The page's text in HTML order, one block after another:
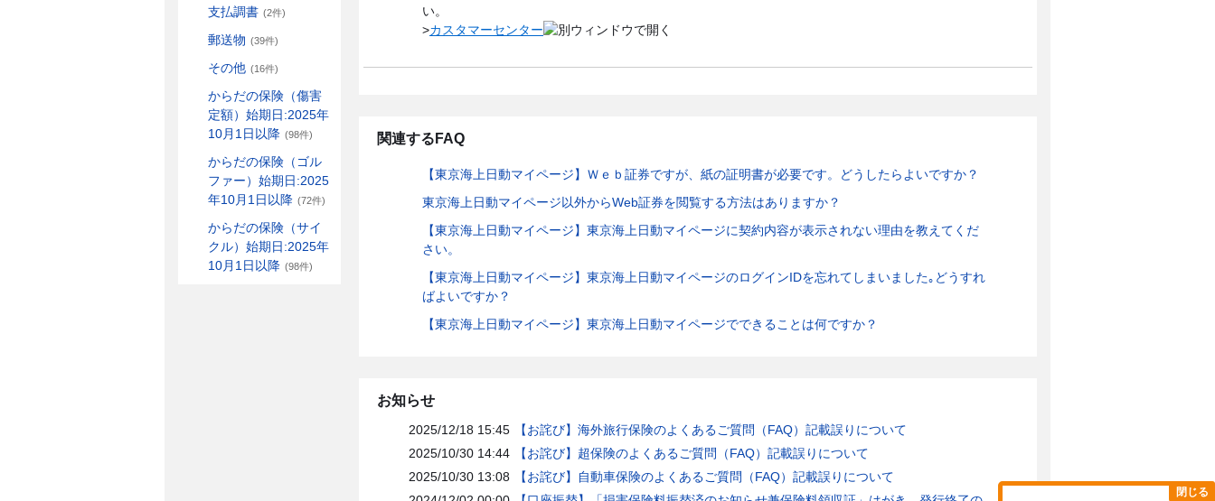
支払調書 (2件)
郵送物 (39件)
その他 (16件)
からだの保険（傷害
定額）始期日:2025年
10月1日以降 (98件)
からだの保険（ゴル
ファー）始期日:2025
年10月1日以降 (72件)
からだの保険（サイ
クル）始期日:2025年
10月1日以降 (98件)
い。
>カスタマーセンター
閉じる
関連するFAQ
【東京海上日動マイページ】Ｗｅｂ証券ですが、紙の証明書が必要です。どうしたらよいですか？
東京海上日動マイページ以外からWeb証券を閲覧する方法はありますか？
【東京海上日動マイページ】東京海上日動マイページに契約内容が表示されない理由を教えてくだ
さい。
【東京海上日動マイページ】東京海上日動マイページのログインIDを忘れてしまいました｡どうすれ
ばよいですか？
【東京海上日動マイページ】東京海上日動マイページでできることは何ですか？
お知らせ
2025/12/18 15:45
【お詫び】海外旅行保険のよくあるご質問（FAQ）記載誤りについて
2025/10/30 14:44
【お詫び】超保険のよくあるご質問（FAQ）記載誤りについて
2025/10/30 13:08
【お詫び】自動車保険のよくあるご質問（FAQ）記載誤りについて